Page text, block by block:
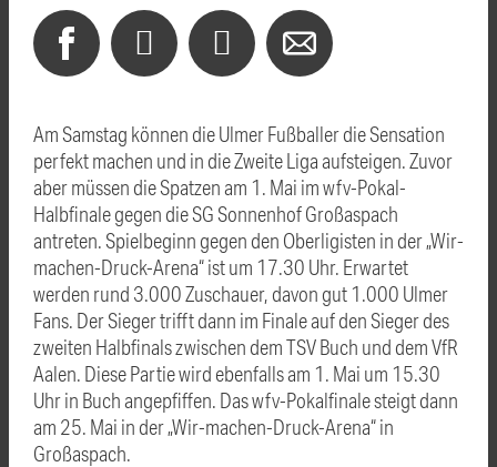
Am Samstag können die Ulmer Fußballer die Sensation
perfekt machen und in die Zweite Liga aufsteigen. Zuvor
aber müssen die Spatzen am 1. Mai im wfv-Pokal-
Halbfinale gegen die SG Sonnenhof Großaspach
antreten. Spielbeginn gegen den Oberligisten in der „Wir-
machen-Druck-Arena“ ist um 17.30 Uhr. Erwartet
werden rund 3.000 Zuschauer, davon gut 1.000 Ulmer
Fans. Der Sieger trifft dann im Finale auf den Sieger des
zweiten Halbfinals zwischen dem TSV Buch und dem VfR
Aalen. Diese Partie wird ebenfalls am 1. Mai um 15.30
Uhr in Buch angepfiffen. Das wfv-Pokalfinale steigt dann
am 25. Mai in der „Wir-machen-Druck-Arena“ in
Großaspach.